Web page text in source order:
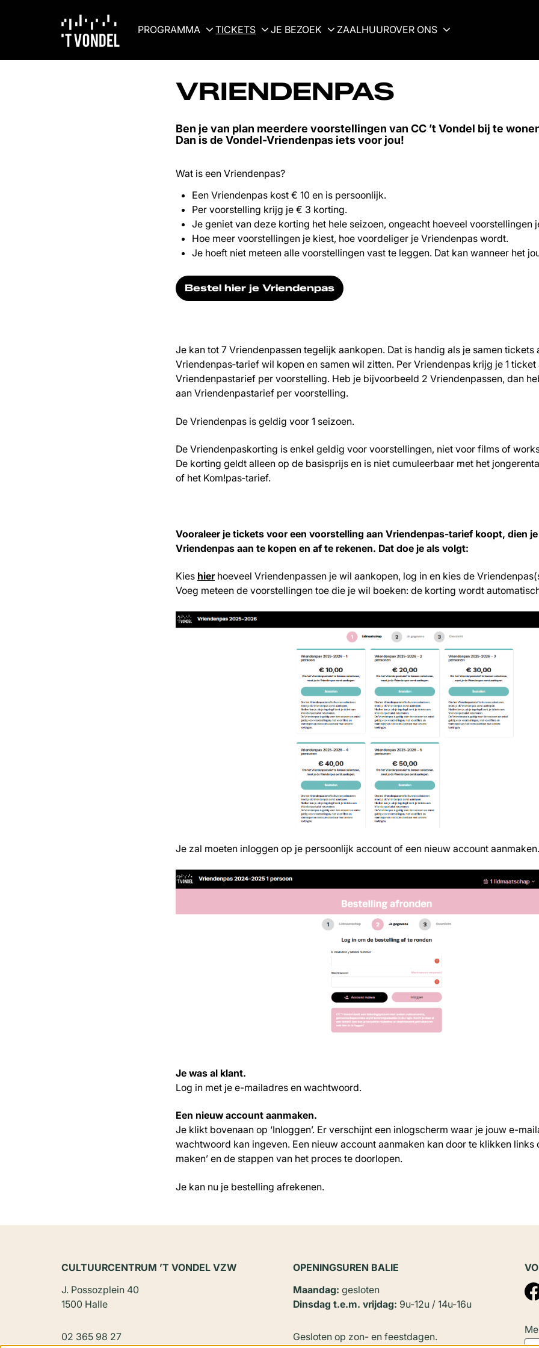
PROGRAMMA TICKETS JE BEZOEK ZAALHUUROVER ONS
VRIENDENPAS
Ben je van plan meerdere voorstellingen van CC ’t Vondel bij te
Dan is de Vondel-Vriendenpas iets voor jou!
Wat is een Vriendenpas?
Een Vriendenpas kost € 10 en is persoonlijk.
Per voorstelling krijg je € 3 korting.
Je geniet van deze korting het hele seizoen, ongeacht hoeveel voorstellingen
Hoe meer voorstellingen je kiest, hoe voordeliger je Vriendenpas wordt.
Je hoeft niet meteen alle voorstellingen vast te leggen. Dat kan wanneer het
Bestel hier je Vriendenpas
Je kan tot 7 Vriendenpassen tegelijk aankopen. Dat is handig als je samen tickets
Vriendenpas‑tarief wil kopen en samen wil zitten. Per Vriendenpas krijg je 1 ticket
Vriendenpastarief per voorstelling. Heb je bijvoorbeeld 2 Vriendenpassen, dan
aan Vriendenpastarief per voorstelling.
De Vriendenpas is geldig voor 1 seizoen.
De Vriendenpaskorting is enkel geldig voor voorstellingen, niet voor films of
De korting geldt alleen op de basisprijs en is niet cumuleerbaar met het
of het Kom!pas‑tarief.
Vooraleer je tickets voor een voorstelling aan Vriendenpas-tarief koopt, dien
Vriendenpas aan te kopen en af te rekenen. Dat doe je als volgt:
Kies hierhoeveel Vriendenpassen je wil aankopen, log in en kies de
Voeg meteen de voorstellingen toe die je wil boeken: de korting wordt
Je zal moeten inloggen op je persoonlijk account of een nieuw account aanmaken.
Je was al klant.
Log in met je e-mailadres en wachtwoord.
Een nieuw account aanmaken.
Je klikt bovenaan op ‘Inloggen’. Er verschijnt een inlogscherm waar je jouw e-
wachtwoord kan ingeven. Een nieuw account aanmaken kan door te klikken links
maken’ en de stappen van het proces te doorlopen.
Je kan nu je bestelling afrekenen.
CULTUURCENTRUM ’T VONDEL VZW
J. Possozplein 40
1500 Halle
02 365 98 27
OPENINGSUREN BALIE
Maandag: gesloten
Dinsdag t.e.m. vrijdag: 9u-12u / 14u-16u
Gesloten op zon- en feestdagen.